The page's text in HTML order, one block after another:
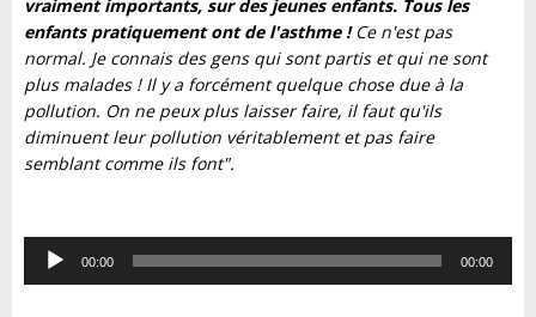
vraiment importants, sur des jeunes enfants. Tous les
enfants pratiquement ont de l'asthme !Ce n'est pas
normal. Je connais des gens qui sont partis et qui ne sont
plus malades ! Il y a forcément quelque chose due à la
pollution. On ne peux plus laisser faire, il faut qu'ils
diminuent leur pollution véritablement et pas faire
semblant comme ils font".
Lecteur
audio
00:00 00:00